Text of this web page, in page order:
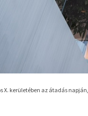
X. kerületében az átadás